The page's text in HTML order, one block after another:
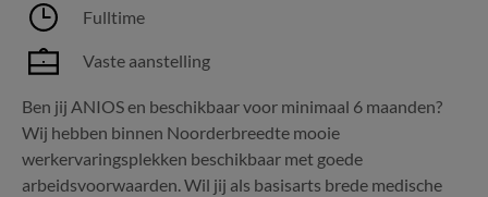
Fulltime
Vaste aanstelling
Ben jij ANIOS en beschikbaar voor minimaal 6 maanden?
Wij hebben binnen Noorderbreedte mooie
werkervaringsplekken beschikbaar met goede
arbeidsvoorwaarden. Wil jij als basisarts brede medische